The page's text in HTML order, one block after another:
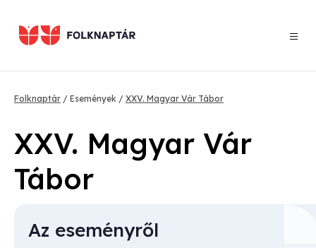
tartalomra
Morzsa
Folknaptár Események XXV. Magyar Vár Tábor
XXV. Magyar Vár
Tábor
Az eseményről